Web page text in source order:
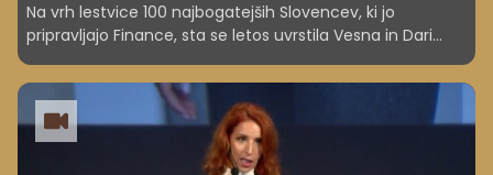
Na vrh lestvice 100 najbogatejših Slovencev, ki jo
pripravljajo Finance, sta se letos uvrstila Vesna in Dari
Južna. Iza Sia in Samo Login, ki sta si lani delila prvo
mesto, si tokrat drugega, sledi jima družina Šešok. Skupno
premoženje stoterice se je povečalo za 12 odstotkov na
11,2 milijarde evrov, kar je nova najvišja vrednost doslej.